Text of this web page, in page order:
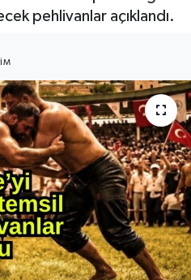
pehlivanlar açıklandı.